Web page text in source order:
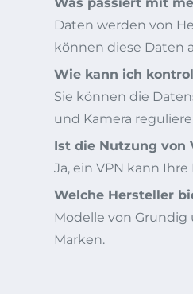
Daten werden von
können diese Daten
Wie kann ich
Sie können die
und Kamera
Ist die Nutzung von
Ja, ein VPN kann
Welche Hersteller
Modelle von
Marken.